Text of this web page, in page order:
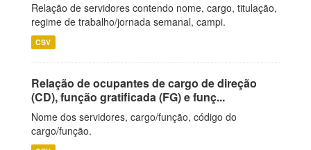
Relação de servidores contendo nome, cargo, titulação,
regime de trabalho/jornada semanal, campi.
CSV
Relação de ocupantes de cargo de direção
(CD), função gratificada (FG) e funç...
Nome dos servidores, cargo/função, código do
cargo/função.